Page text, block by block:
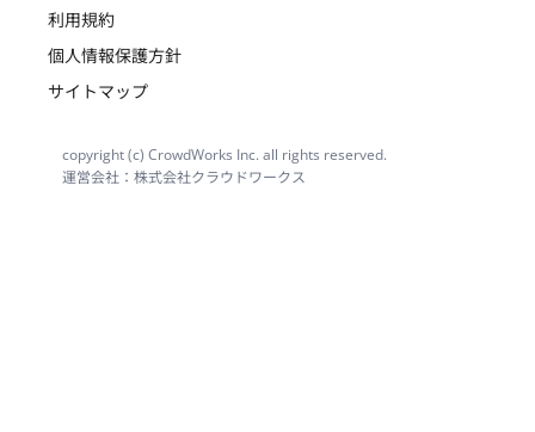
利用規約
個人情報保護方針
サイトマップ
copyright (c) CrowdWorks Inc. all rights reserved.
運営会社：株式会社クラウドワークス